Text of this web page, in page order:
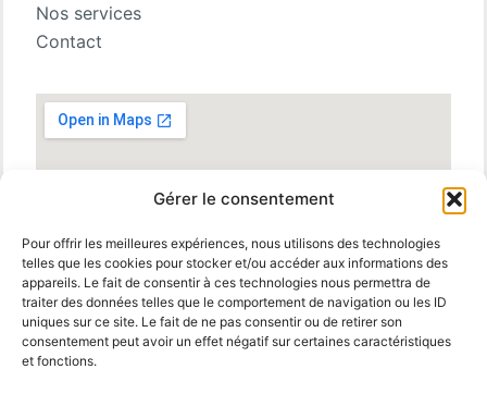
Gérer le consentement
Pour offrir les meilleures expériences, nous utilisons des technologies
telles que les cookies pour stocker et/ou accéder aux informations des
appareils. Le fait de consentir à ces technologies nous permettra de
traiter des données telles que le comportement de navigation ou les ID
uniques sur ce site. Le fait de ne pas consentir ou de retirer son
consentement peut avoir un effet négatif sur certaines caractéristiques
et fonctions.
Nos services
Contact